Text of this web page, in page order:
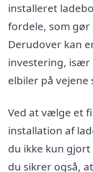
installeret
fordele, som
Derudover kan
investering, især
elbiler på vejene
Ved at vælge et
installation af
du ikke kun
du sikrer også,